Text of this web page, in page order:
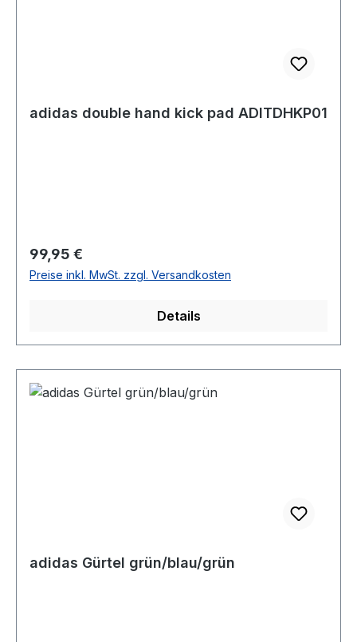
adidas double hand kick pad ADITDHKP01
Regulärer Preis:
99,95 €
Preise inkl. MwSt. zzgl. Versandkosten
Details
adidas Gürtel grün/blau/grün